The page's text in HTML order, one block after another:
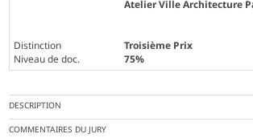
Atelier Ville Architecture
Distinction
Troisième Prix
Niveau de doc.
75%
DESCRIPTION
COMMENTAIRES DU JURY